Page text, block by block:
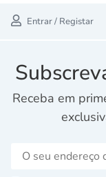
Entrar / Registar
Receba em